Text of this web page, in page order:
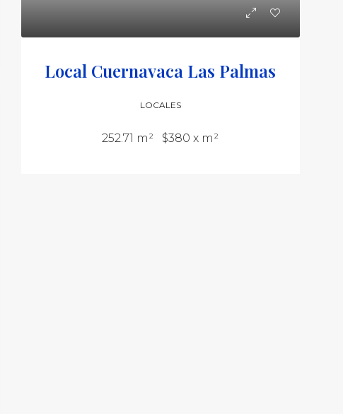
Local Cuernavaca Las Palmas
LOCALES
252.71 m² $380 x m²